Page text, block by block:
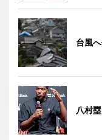
台風
八村